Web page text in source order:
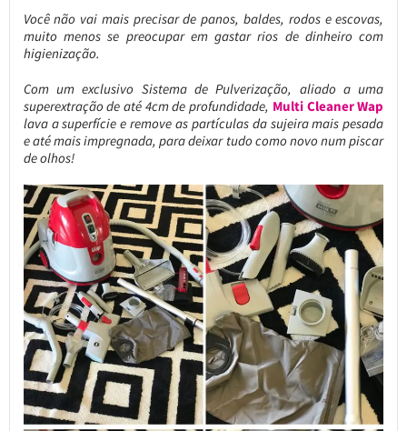
Você não vai mais precisar de panos, baldes, rodos e escovas,
muito menos se preocupar em gastar rios de dinheiro com
higienização.
Com um exclusivo Sistema de Pulverização, aliado a uma
superextração de até 4cm de profundidade, Multi Cleaner Wap
lava a superfície e remove as partículas da sujeira mais pesada
e até mais impregnada, para deixar tudo como novo num piscar
de olhos!